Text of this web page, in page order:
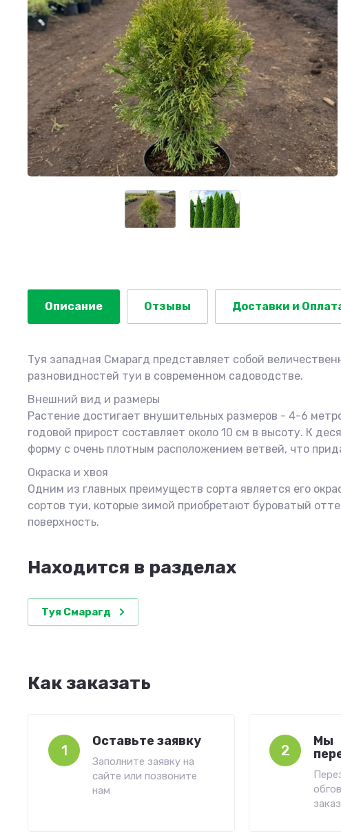
Описание Отзывы Доставки и
Туя западная Смарагд представляет собой
разновидностей туи в современном садоводстве.
Внешний вид и размеры
Растение достигает внушительных размеров - 4-6
годовой прирост составляет около 10 см в высоту. К
форму с очень плотным расположением ветвей, что
Окраска и хвоя
Одним из главных преимуществ сорта является его
сортов туи, которые зимой приобретают буроватый
поверхность.
Находится в разделах
Туя Смарагд
Как заказать
1
Оставьте заявку
Заполните заявку на
сайте или позвоните
нам
2
Мы